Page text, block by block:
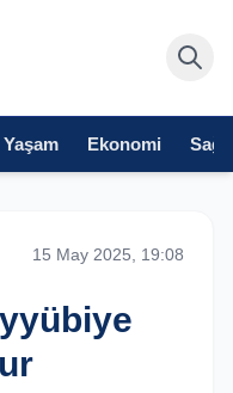
Yaşam Ekonomi
15 May 2025, 19:08